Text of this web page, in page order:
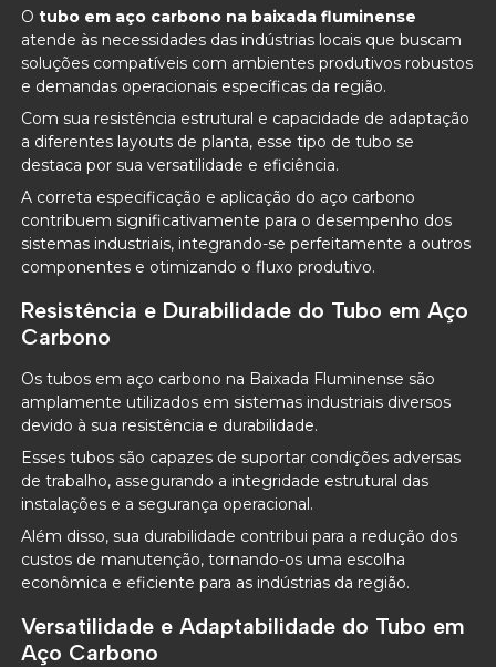
Otubo em aço carbono na baixada fluminense
atende às necessidades das indústrias locais que buscam
soluções compatíveis com ambientes produtivos robustos
e demandas operacionais específicas da região.
Com sua resistência estrutural e capacidade de adaptação
a diferentes layouts de planta, esse tipo de tubo se
destaca por sua versatilidade e eficiência.
A correta especificação e aplicação do aço carbono
contribuem significativamente para o desempenho dos
sistemas industriais, integrando-se perfeitamente a outros
componentes e otimizando o fluxo produtivo.
Resistência e Durabilidade do Tubo em Aço
Carbono
Os tubos em aço carbono na Baixada Fluminense são
amplamente utilizados em sistemas industriais diversos
devido à sua resistência e durabilidade.
Esses tubos são capazes de suportar condições adversas
de trabalho, assegurando a integridade estrutural das
instalações e a segurança operacional.
Além disso, sua durabilidade contribui para a redução dos
custos de manutenção, tornando-os uma escolha
econômica e eficiente para as indústrias da região.
Versatilidade e Adaptabilidade do Tubo em
Aço Carbono